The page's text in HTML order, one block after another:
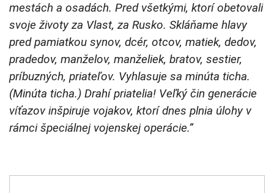
mestách a osadách. Pred všetkými, ktorí obetovali
svoje životy za Vlast, za Rusko. Skláňame hlavy
pred pamiatkou synov, dcér, otcov, matiek, dedov,
pradedov, manželov, manželiek, bratov, sestier,
príbuzných, priateľov. Vyhlasuje sa minúta ticha.
(Minúta ticha.) Drahí priatelia! Veľký čin generácie
víťazov inšpiruje vojakov, ktorí dnes plnia úlohy v
rámci špeciálnej vojenskej operácie.”